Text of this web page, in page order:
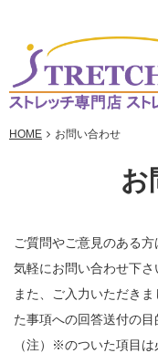
HOME お問い合わせ
お
ご質問やご意見のある
気軽にお問い合わせ下さ
また、ご入力いただき
た事項への回答送付の目
（注）※のついた項目は